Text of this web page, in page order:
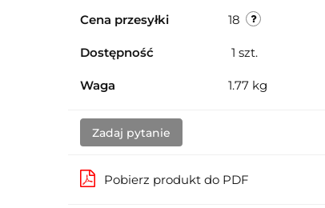
Cena przesyłki 18
Dostępność 1 szt.
Waga 1.77 kg
Zadaj pytanie
Pobierz produkt do PDF